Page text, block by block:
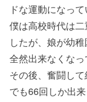
ドな運動になって
僕は高校時代は
したが、娘が幼
全然出来なくなっ
その後、奮闘し
でも66回しか出来